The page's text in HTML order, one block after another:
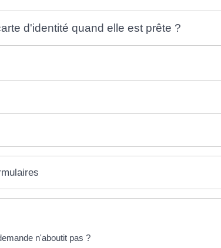
d'identité quand elle est prête ?
n'aboutit pas ?